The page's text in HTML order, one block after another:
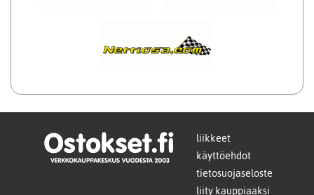
liikkeet
käyttöehdot
tietosuojaseloste
liity kauppiaaksi